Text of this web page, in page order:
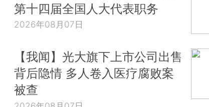
第十四届全国人大代表职务
2026年08月07日
【我闻】光大旗下上市公司出售
背后隐情 多人卷入医疗腐败案
被查